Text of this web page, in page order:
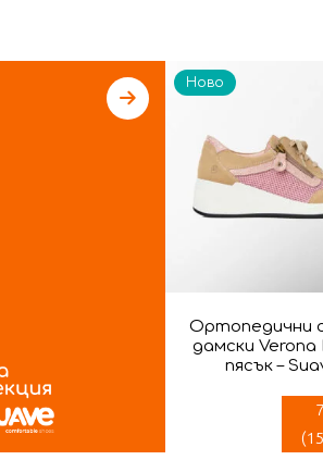
Ортопедични
дамски Verona
пясък –
(
Ново